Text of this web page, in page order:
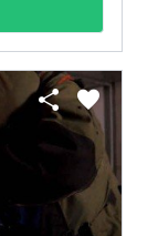
share favorite